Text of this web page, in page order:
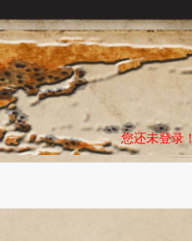
您还未登录！